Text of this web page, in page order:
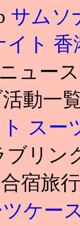
サムソ
イト
ュー
動一
スー
リン
宿旅
ケー